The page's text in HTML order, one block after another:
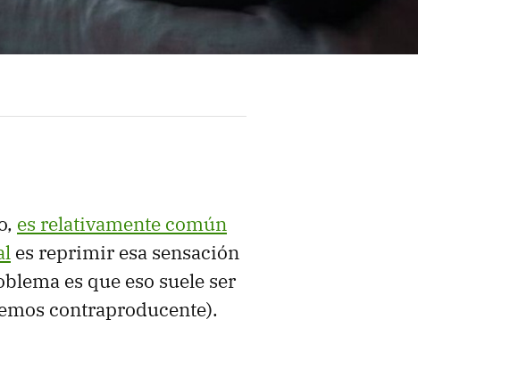
es relativamente común
es reprimir esa sensación
es que eso suele ser
contraproducente).